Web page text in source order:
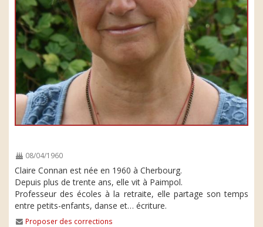
08/04/1960
Claire Connan est née en 1960 à Cherbourg.
Depuis plus de trente ans, elle vit à Paimpol.
Professeur des écoles à la retraite, elle partage son temps
entre petits-enfants, danse et… écriture.
Proposer des corrections